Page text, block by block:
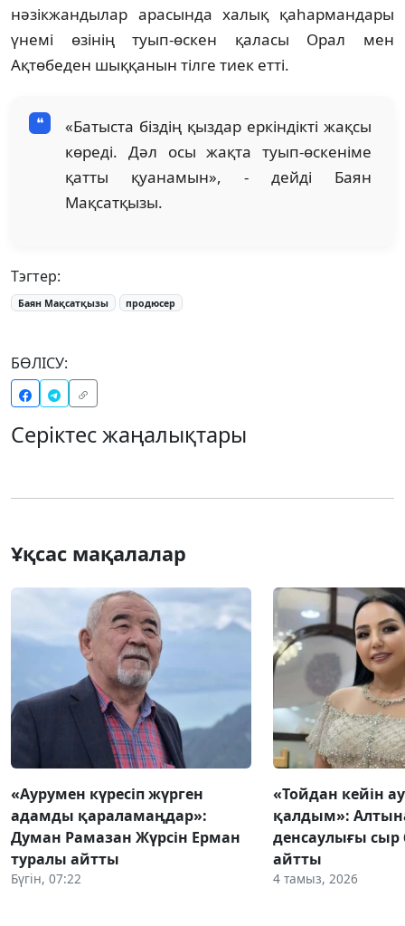
нәзікжандылар арасында халық қаһармандары
үнемі өзінің туып-өскен қаласы Орал мен
Ақтөбеден шыққанын тілге тиек етті.
«Батыста біздің қыздар еркіндікті жақсы
көреді. Дәл осы жақта туып-өскеніме
қатты қуанамын», - дейді Баян
Мақсатқызы.
Тэгтер:
Баян Мақсатқызы продюсер
БӨЛІСУ:
Серіктес жаңалықтары
Ұқсас мақалалар
«Аурумен күресіп жүрген
адамды қараламаңдар»:
Думан Рамазан Жүрсін Ерман
туралы айтты
Бүгін, 07:22
«Тойдан кейін
қалдым»:
денсаулығы сыр
айтты
4 тамыз, 2026